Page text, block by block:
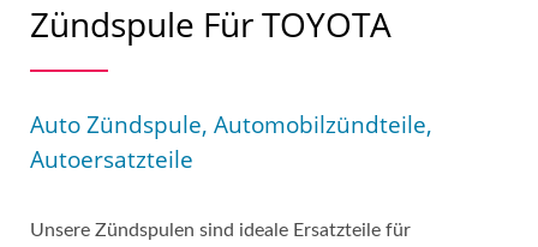
Zündspule Für TOYOTA
Auto Zündspule, Automobilzündteile,
Autoersatzteile
Unsere Zündspulen sind ideale Ersatzteile für